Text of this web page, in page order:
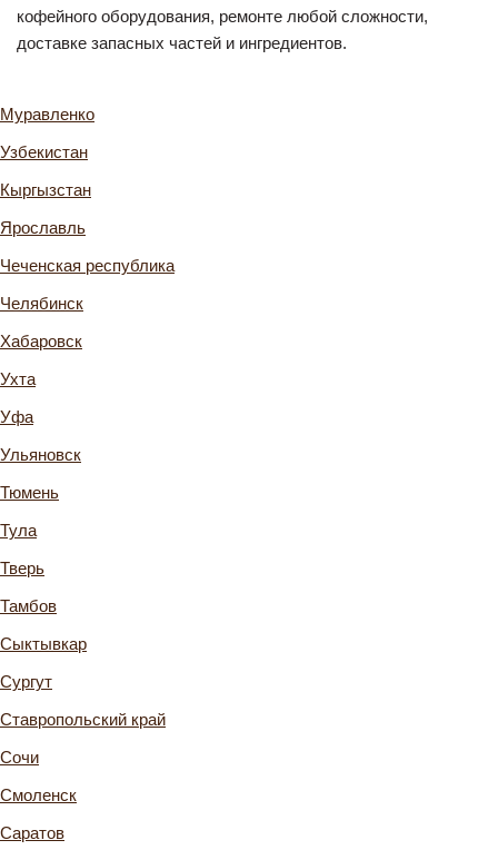
кофейного оборудования, ремонте любой сложности,
доставке запасных частей и ингредиентов.
Муравленко
Узбекистан
Кыргызстан
Ярославль
Чеченская республика
Челябинск
Хабаровск
Ухта
Уфа
Ульяновск
Тюмень
Тула
Тверь
Тамбов
Сыктывкар
Сургут
Ставропольский край
Сочи
Смоленск
Саратов